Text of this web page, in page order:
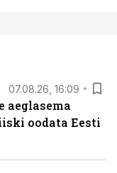
07.08.26, 16:09
aeglasema
oodata Eesti